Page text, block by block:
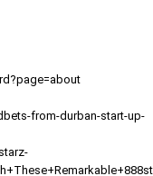
from-durban-start-up-